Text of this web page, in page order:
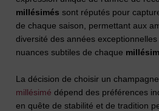
millésimés sont réputés pour
de chaque saison, permettant aux
diversité des années
nuances subtiles de chaque
La décision de choisir un champagne
millésimé dépend des préférences
en quête de stabilité et de tradition